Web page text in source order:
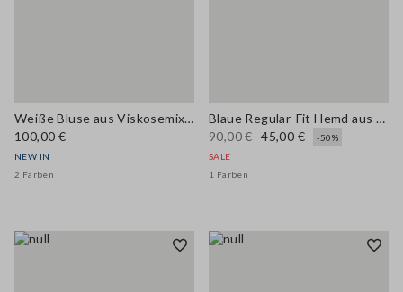
Weiße Bluse aus Viskosemix mit Schleifenkragen, Regular Fit
100,00 €
NEW IN
2 Farben
Blaue Regular-Fit Hemd aus Baumwollmischung mit Taschen
90,00 € 45,00 €
-50%
SALE
1 Farben